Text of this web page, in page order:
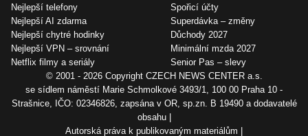
Nejlepší telefony
Nejlepší AI zdarma
Nejlepší chytré hodinky
Nejlepší VPN – srovnání
Netflix filmy a seriály
Spořicí účty
Superdávka – změny
Důchody 2027
Minimální mzda 2027
Senior Pas – slevy
© 2001 - 2026 Copyright CZECH NEWS CENTER a.s.
se sídlem náměstí Marie Schmolkové 3493/1, 100 00 Praha 10 -
Strašnice, IČO: 02346826, zapsána v OR, sp.zn. B 19490 a dodavatelé
obsahu
Autorská práva k publikovaným materiálům